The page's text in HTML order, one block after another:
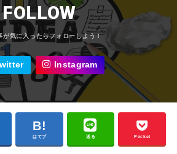
FOLLOW
Instagram
はてブ 送る Pocket